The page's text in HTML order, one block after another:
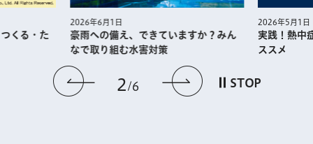
前のスライドを表示
2 6 次のスライドを
STOP
くる・た
2026年6月1日
豪雨への備え、できていますか？みん
なで取り組む水害対策
2026年5月1日
実践！熱中
ススメ